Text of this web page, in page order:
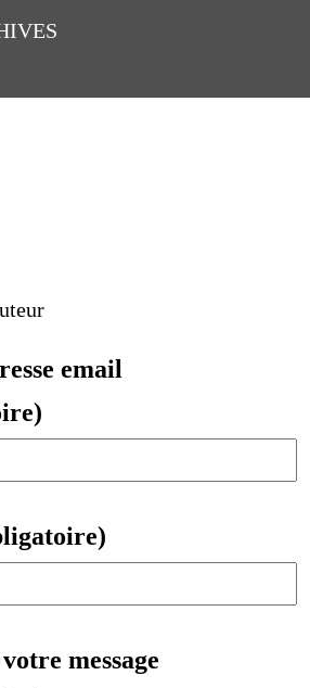
email
message